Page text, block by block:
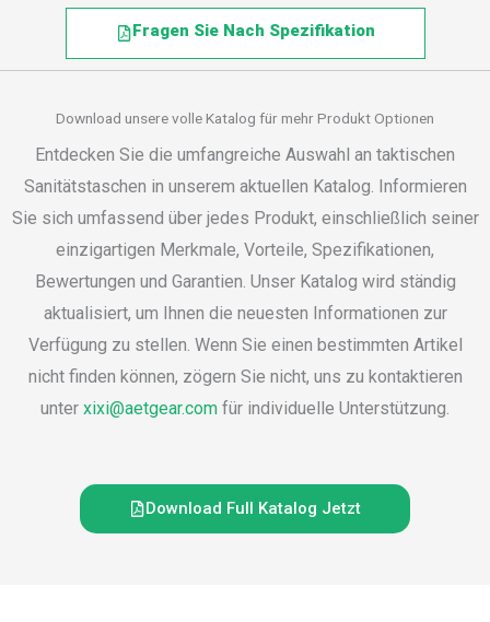
Fragen Sie Nach Spezifikation
Download unsere volle Katalog für mehr Produkt Optionen
Entdecken Sie die umfangreiche Auswahl an taktischen
Sanitätstaschen in unserem aktuellen Katalog. Informieren
Sie sich umfassend über jedes Produkt, einschließlich seiner
einzigartigen Merkmale, Vorteile, Spezifikationen,
Bewertungen und Garantien. Unser Katalog wird ständig
aktualisiert, um Ihnen die neuesten Informationen zur
Verfügung zu stellen. Wenn Sie einen bestimmten Artikel
nicht finden können, zögern Sie nicht, uns zu kontaktieren
unter xixi@aetgear.com für individuelle Unterstützung.
Download Full Katalog Jetzt